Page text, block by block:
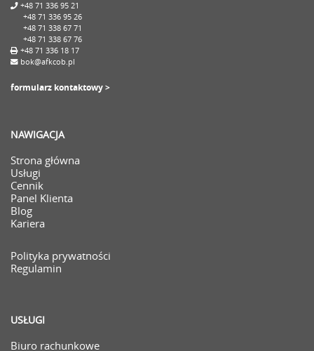
+48 71 336 95 21
+48 71 336 95 26
+48 71 338 67 71
+48 71 338 67 76
+48 71 336 18 17
bok@afkcob.pl
formularz kontaktowy >
NAWIGACJA
Strona główna
Usługi
Cennik
Panel Klienta
Blog
Kariera
Polityka prywatności
Regulamin
USŁUGI
Biuro rachunkowe